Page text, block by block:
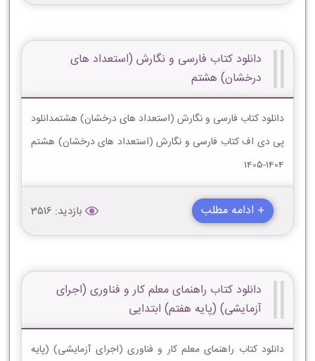
دانلود کتاب فارسی و نگارش (استعداد های
درخشان) هشتم
دانلود کتاب فارسی و نگارش (استعداد های درخشان) هشتمدانلود
پی دی اف کتاب فارسی و نگارش (استعداد های درخشان) هشتم
1404-1405
+ ادامه مطلب بازدید: 3516
دانلود کتاب راهنمای معلم کار و فناوری (اجرای
آزمایشی) (پایه هفتم) ابتدایی
دانلود کتاب راهنمای معلم کار و فناوری (اجرای آزمایشی) (پایه